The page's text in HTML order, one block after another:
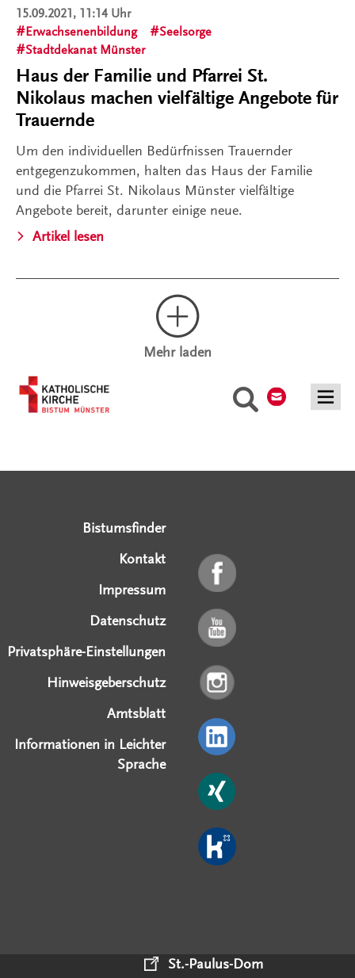
Suche
15.09.2021, 11:14 Uhr
Erwachsenenbildung
Seelsorge
Stadtdekanat Münster
Haus der Familie und Pfarrei St.
Nikolaus machen vielfältige Angebote für
Trauernde
Um den individuellen Bedürfnissen Trauernder
entgegenzukommen, halten das Haus der Familie
und die Pfarrei St. Nikolaus Münster vielfältige
Angebote bereit, darunter einige neue.
Artikel lesen
Mehr laden
Bistumsfinder
Kontakt
Impressum
Datenschutz
Privatsphäre-Einstellungen
Hinweisgeberschutz
Amtsblatt
Informationen in Leichter
Sprache
St.-Paulus-Dom